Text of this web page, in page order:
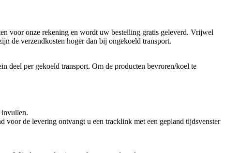
voor onze rekening en wordt uw bestelling gratis geleverd. Vrijwel
de verzendkosten hoger dan bij ongekoeld transport.
deel per gekoeld transport. Om de producten bevroren/koel te
invullen.
voor de levering ontvangt u een tracklink met een gepland tijdsvenster